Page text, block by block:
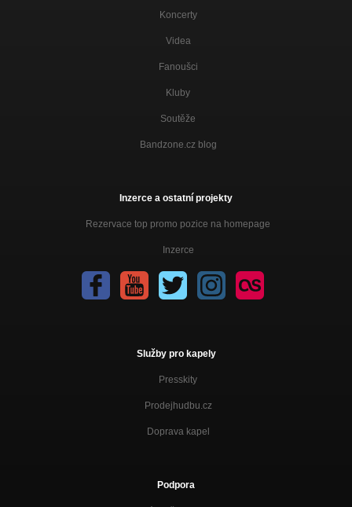
Koncerty
Videa
Fanoušci
Kluby
Soutěže
Bandzone.cz blog
Inzerce a ostatní projekty
Rezervace top promo pozice na homepage
Inzerce
Služby pro kapely
Presskity
Prodejhudbu.cz
Doprava kapel
Podpora